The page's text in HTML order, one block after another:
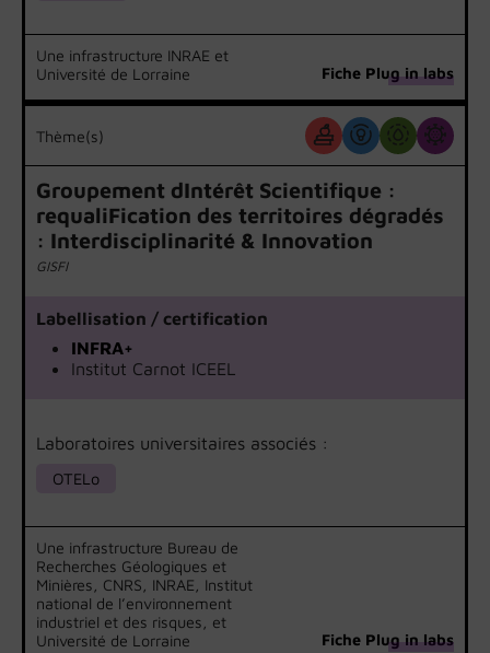
Une infrastructure INRAE et
Université de Lorraine
Fiche Plug in labs
Thème(s)
Groupement dIntérêt Scientifique :
requaliFication des territoires dégradés
: Interdisciplinarité & Innovation
GISFI
Labellisation / certification
INFRA+
Institut Carnot ICEEL
Laboratoires universitaires associés :
OTELo
Une infrastructure Bureau de
Recherches Géologiques et
Minières, CNRS, INRAE, Institut
national de l’environnement
industriel et des risques, et
Université de Lorraine
Fiche Plug in labs